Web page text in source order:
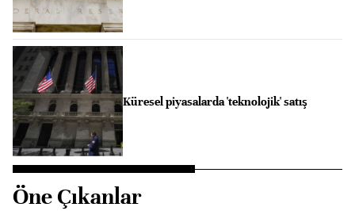
Küresel piyasalarda 'teknolojik' satış
Öne Çıkanlar